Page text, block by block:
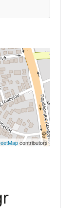
contributors